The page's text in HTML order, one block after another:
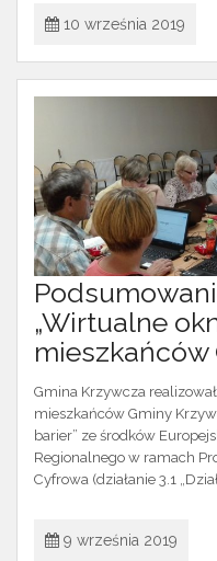
10 września 2019
„Wirtualne
mieszkańców
Gmina Krzywcza
mieszkańców Gminy
barier” ze środków
Regionalnego w ramach
Cyfrowa (działanie 3.1
9 września 2019